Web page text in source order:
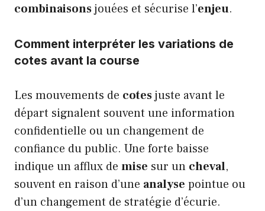
combinaisonsjouées et sécurise l’enjeu.
Comment interpréter les variations de
cotes avant la course
Les mouvements de cotesjuste avant le
départ signalent souvent une information
confidentielle ou un changement de
confiance du public. Une forte baisse
indique un afflux de mise sur un cheval,
souvent en raison d’une analyse pointue ou
d’un changement de stratégie d’écurie.